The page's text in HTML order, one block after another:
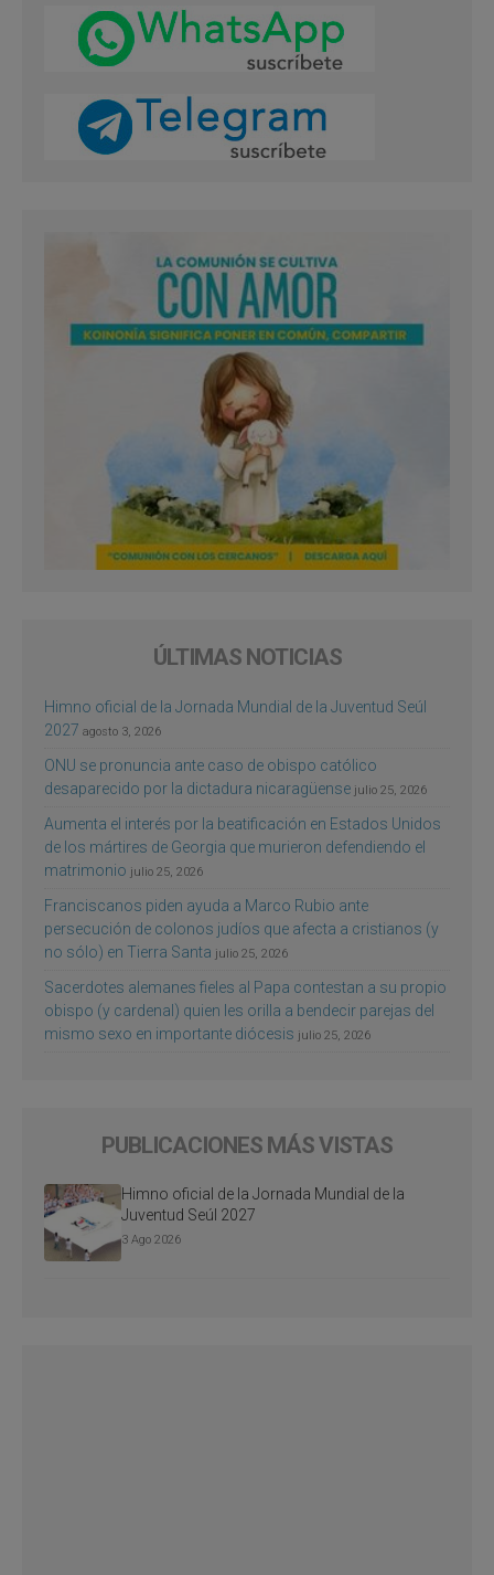
ÚLTIMAS NOTICIAS
Himno oficial de la Jornada Mundial de la Juventud Seúl
2027 agosto 3, 2026
ONU se pronuncia ante caso de obispo católico
desaparecido por la dictadura nicaragüense julio 25, 2026
Aumenta el interés por la beatificación en Estados Unidos
de los mártires de Georgia que murieron defendiendo el
matrimonio julio 25, 2026
Franciscanos piden ayuda a Marco Rubio ante
persecución de colonos judíos que afecta a cristianos (y
no sólo) en Tierra Santa julio 25, 2026
Sacerdotes alemanes fieles al Papa contestan a su propio
obispo (y cardenal) quien les orilla a bendecir parejas del
mismo sexo en importante diócesis julio 25, 2026
PUBLICACIONES MÁS VISTAS
Himno oficial de la Jornada Mundial de la
Juventud Seúl 2027
3 Ago 2026